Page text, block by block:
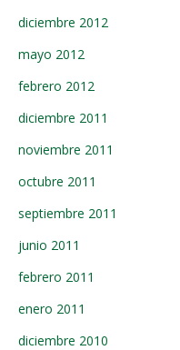
diciembre 2012
mayo 2012
febrero 2012
diciembre 2011
noviembre 2011
octubre 2011
septiembre 2011
junio 2011
febrero 2011
enero 2011
diciembre 2010